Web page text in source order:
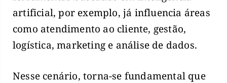
artificial, por exemplo, já influencia áreas
como atendimento ao cliente, gestão,
logística, marketing e análise de dados.
Nesse cenário, torna-se fundamental que